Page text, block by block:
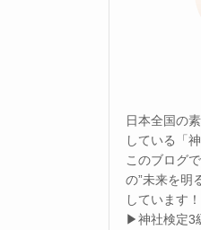
日本全国の
している「
このブログ
の”未来を明
しています！
▶神社検定3